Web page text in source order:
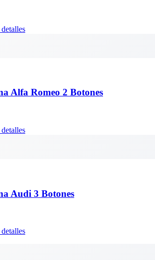
Alfa Romeo 2 Botones
Audi 3 Botones